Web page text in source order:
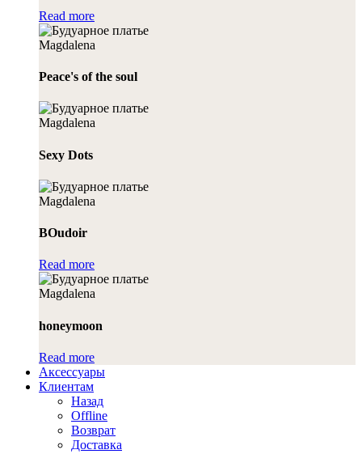
Read more
Peace's of the soul
Sexy Dots
BOudoir
Read more
honeymoon
Read more
Аксессуары
Клиентам
Назад
Offline
Возврат
Доставка